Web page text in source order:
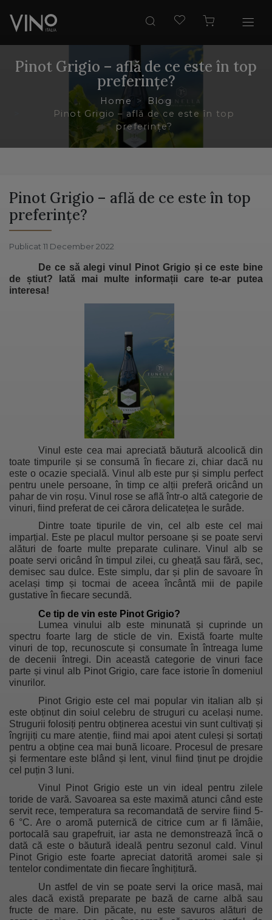
Pinot Grigio – află de ce este în top
preferințe?
Home
Blog
Pinot Grigio – află de ce este în top
preferințe?
Pinot Grigio – află de ce este în top
preferințe?
Publicat 11 December 2022
De ce să alegi vinul
Pinot Grigio și ce este bine
de știut? Iată mai multe informații care te-ar putea
interesa!
Vinul este cea mai apreciată băutură alcoolică din
toate timpurile și se consumă în fiecare zi, chiar dacă nu
este o ocazie specială. Vinul alb este pur și simplu perfect
pentru unele persoane, în timp ce alții preferă oricând un
pahar de vin roșu. Vinul rose se află într-o altă categorie de
vinuri, fiind preferat de cei cărora delicatețea le surâde.
Dintre toate tipurile de vin, cel alb este cel mai
imparțial. Este pe placul multor persoane și se poate servi
alături de foarte multe preparate culinare. Vinul alb se
poate servi oricând în timpul zilei, cu gheață sau fără, sec,
demisec sau dulce. Este simplu, dar și plin de savoare în
același timp și tocmai de aceea încântă mii de papile
gustative în fiecare secundă.
Ce tip de vin este Pinot Grigio?
Lumea vinului alb este minunată și cuprinde un
spectru foarte larg de sticle de vin. Există foarte multe
vinuri de top, recunoscute și consumate în întreaga lume
de decenii întregi. Din această categorie de vinuri face
parte și vinul alb Pinot Grigio, care face istorie în domeniul
vinurilor.
Pinot Grigio este cel mai popular vin italian alb și
este obținut din soiul celebru de struguri cu același nume.
Strugurii folosiți pentru obținerea acestui vin sunt cultivați și
îngrijiți cu mare atenție, fiind mai apoi atent culeși și sortați
pentru a obține cea mai bună licoare. Procesul de presare
și fermentare este blând și lent, vinul fiind ținut pe drojdie
cel puțin 3 luni.
Vinul Pinot Grigio este un vin ideal pentru zilele
toride de vară. Savoarea sa este maximă atunci când este
servit rece, temperatura sa recomandată de servire fiind 5-
6 °C. Are o aromă puternică de citrice cum ar fi lămâie,
portocală sau grapefruit, iar asta ne demonstrează încă o
dată că este o băutură ideală pentru sezonul cald. Vinul
Pinot Grigio este foarte apreciat datorită aromei sale și
tentelor condimentate din fiecare înghițitură.
Un astfel de vin se poate servi la orice masă, mai
ales dacă există preparate pe bază de carne albă sau
fructe de mare. Din păcate, nu este savuros alături de